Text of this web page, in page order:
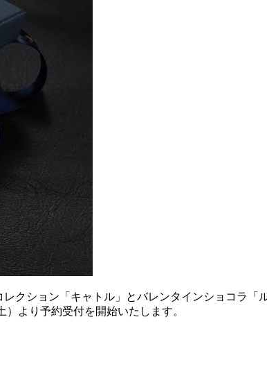
クション「キャトル」とバレンタインショコラ「
より予約受付を開始いたします。